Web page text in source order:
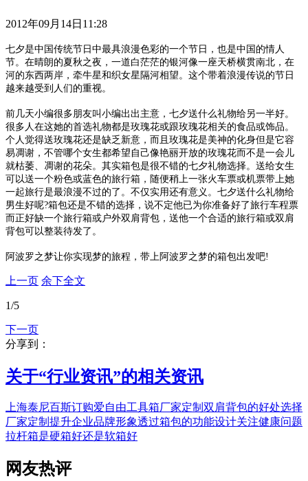
2012年09月14日11:28
七夕是中国传统节日中最具浪漫色彩的一个节日，也是中国的情人
节。在晴朗的夏秋之夜，一道白茫茫的银河像一座天桥横贯南北，在
河的东西两岸，牵牛星和织女星隔河相望。这个带着浪漫传说的节日
越来越受到人们的重视。
前几天小编很多朋友叫小编出出主意，七夕送什么礼物给另一半好。
很多人在这她的首选礼物都是玫瑰花或跟玫瑰花相关的食品或饰品。
个人觉得送玫瑰花还是缺乏新意，而且玫瑰花是美神的化身但是它容
易凋谢，不管哪个女生都希望自己像艳丽开放的玫瑰花而不是一会儿
就枯萎、凋谢的花朵。其实箱包是很不错的七夕礼物选择。送给女生
可以送一个粉色或蓝色的旅行箱，随便稍上一张火车票或机票带上她
一起旅行是最浪漫不过的了。不仅实用还有意义。七夕送什么礼物给
男生好呢?箱包还是不错的选择，说不定他已为你准备好了旅行车程票
而正好缺一个旅行箱或户外双肩背包，送他一个合适的旅行箱或双肩
背包可以整装待发了。
阿波罗之梦让你实现梦的旅程，带上阿波罗之梦的箱包出发吧!
上一页 余下全文
1/5
下一页
分享到：
关于“行业资讯”的相关资讯
上海泰尼百斯订购爱自由工具箱厂家定制双肩背包的好处选择
厂家定制提升企业品牌形象透过箱包的功能设计关注健康问题
拉杆箱是硬箱好还是软箱好
网友热评